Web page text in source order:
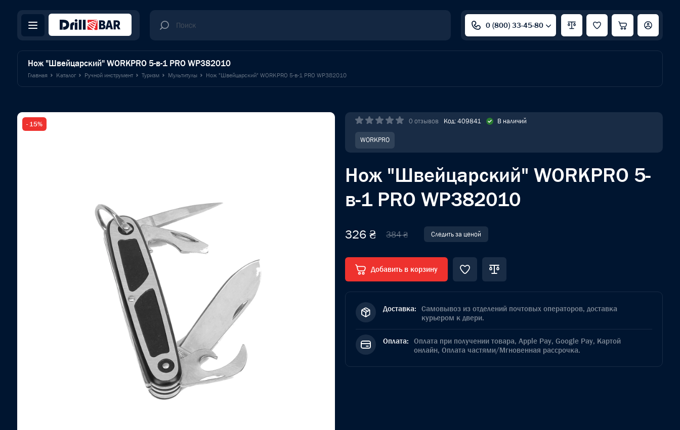
0 (800) 33-45-80
Нож "Швейцарский" WORKPRO 5-в-1 PRO WP382010
Главная Каталог Ручной инструмент Туризм Мультитулы Нож "Швейцарский" WORKPRO 5-в-1 PRO WP382010
- 15% 0 отзывов Код: 409841 В наличий
WORKPRO
Нож "Швейцарский" WORKPRO 5-
в-1 PRO WP382010
326 ₴ 384 ₴ Следить за ценой
Добавить в корзину
Доставка: Самовывоз из отделений почтовых операторов, доставка
курьером к двери.
Оплата: Оплата при получении товара, Apple Pay, Google Pay, Картой
онлайн, Оплата частями/Мгновенная рассрочка.